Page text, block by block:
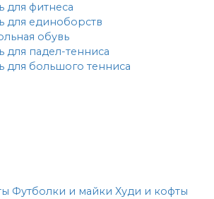
для фитнеса
для единоборств
обувь
для падел-тенниса
для большого тенниса
Футболки и майки Худи и кофты